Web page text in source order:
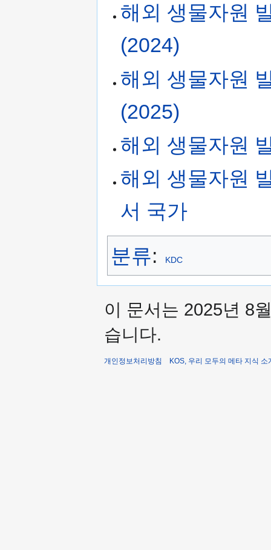
해외 생물자원
(2024)
해외 생물자원
(2025)
해외 생물자원
해외 생물자원
서 국가
분류: KDC
이 문서는 2025년 8
습니다.
개인정보처리방침 KOS, 우리 모두의 메타 지식 소